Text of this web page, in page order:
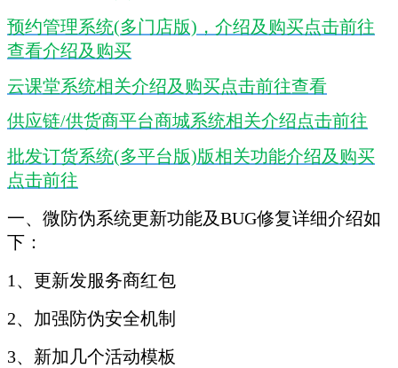
预约管理系统(多门店版)，介绍及购买点击前往
查看介绍及购买
云课堂系统相关介绍及购买点击前往查看
供应链/供货商平台商城系统相关介绍点击前往
批发订货系统(多平台版)版相关功能介绍及购买
点击前往
一、微防伪系统更新功能及BUG修复详细介绍如
下：
1、更新发服务商红包
2、加强防伪安全机制
3、新加几个活动模板